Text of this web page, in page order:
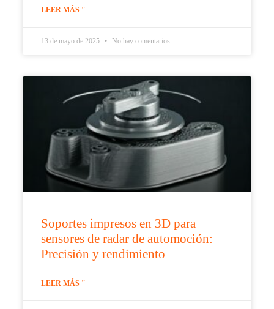
LEER MÁS "
13 de mayo de 2025 No hay comentarios
Soportes impresos en 3D para
sensores de radar de automoción:
Precisión y rendimiento
LEER MÁS "